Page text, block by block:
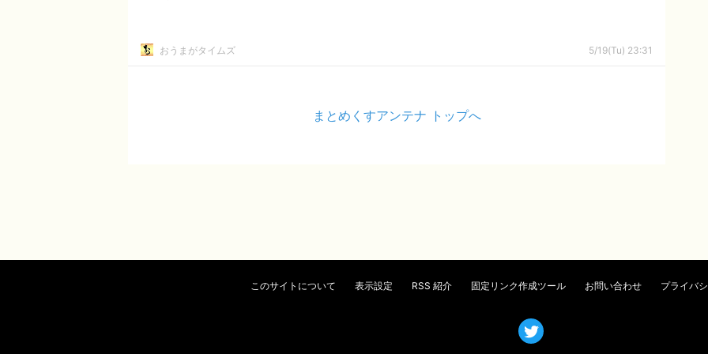
おうまがタイムズ 5/19(Tu) 23:31
まとめくすアンテナ トップへ
このサイトについて 表示設定 RSS 紹介 固定リンク作成ツール お問い合わせ プライバ